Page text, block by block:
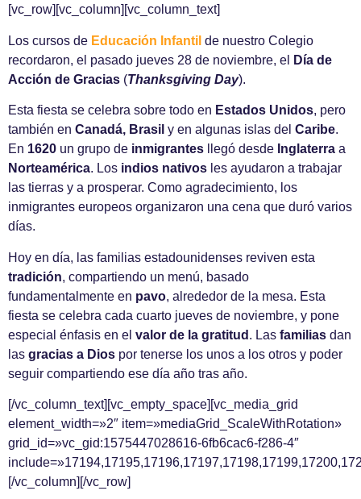
[vc_row][vc_column][vc_column_text]
Los cursos de Educación Infantil de nuestro Colegio
recordaron, el pasado jueves 28 de noviembre, el
Día de
Acción de Gracias (Thanksgiving Day).
Esta fiesta se celebra sobre todo en Estados Unidos, pero
también en Canadá, Brasil y en algunas islas del Caribe.
En 1620 un grupo de inmigrantes llegó desde Inglaterra a
Norteamérica. Los indios nativos les ayudaron a trabajar
las tierras y a prosperar. Como agradecimiento, los
inmigrantes europeos organizaron una cena que duró varios
días.
Hoy en día, las familias estadounidenses reviven esta
tradición, compartiendo un menú, basado
fundamentalmente en pavo, alrededor de la mesa. Esta
fiesta se celebra cada cuarto jueves de noviembre, y pone
especial énfasis en el valor de la gratitud . Las familias dan
las gracias a Dios por tenerse los unos a los otros y poder
seguir compartiendo ese día año tras año.
[/vc_column_text][vc_empty_space][vc_media_grid
element_width=»2″ item=»mediaGrid_ScaleWithRotation»
grid_id=»vc_gid:1575447028616-6fb6cac6-f286-4″
[/vc_column][/vc_row]